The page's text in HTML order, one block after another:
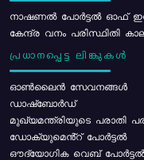
നാഷണൽ പോർട്ടൽ ഓഫ്
കേന്ദ്ര വനം പരിസ്ഥിതി
പ്രധാനപ്പെട്ട ലിങ്കുകൾ
ഓൺലൈൻ സേവനങ്ങൾ
ഡാഷ്ബോർഡ്
മുഖ്യമന്ത്രിയുടെ പരാതി
ഡോക്യുമെൻ്റ് പോർട്ടൽ
ഔദ്യോഗിക വെബ് പോർട്ടൽ